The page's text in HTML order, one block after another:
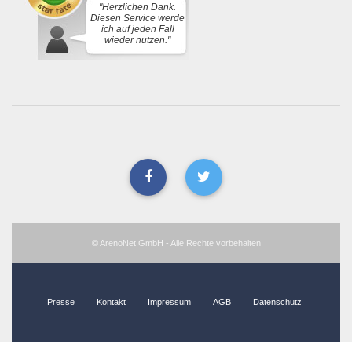
"Herzlichen Dank.
Diesen Service werde
ich auf jeden Fall
wieder nutzen."
© ArenoNet GmbH - Alle Rechte vorbehalten
Presse Kontakt Impressum AGB Datenschutz